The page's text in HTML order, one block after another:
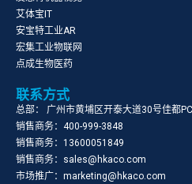
艾体宝IT
安宝特工业AR
宏集工业物联网
点成生物医药
联系方式
总部： 广州市黄埔区开泰大道30号佳都
销售商务：400-999-3848
销售商务：13600051849
销售商务：sales@hkaco.com
市场推广：marketing@hkaco.com